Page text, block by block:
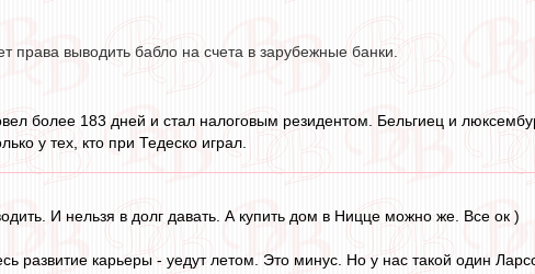
права выводить бабло на счета в зарубежные банки.
более 183 дней и стал налоговым резидентом. Бельгиец и
у тех, кто при Тедеско играл.
И нельзя в долг давать. А купить дом в Ницце можно же. Все ок )
развитие карьеры - уедут летом. Это минус. Но у нас такой один